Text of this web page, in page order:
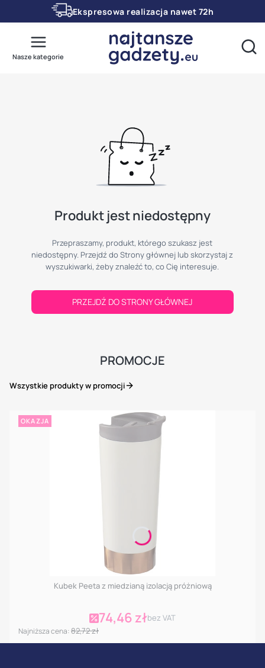
Ekspresowa realizacja nawet 72h
Nasze kategorie
Produkt jest niedostępny
Przepraszamy, produkt, którego szukasz jest
niedostępny. Przejdź do Strony głównej lub skorzystaj z
wyszukiwarki, żeby znaleźć to, co Cię interesuje.
PRZEJDŹ DO STRONY GŁÓWNEJ
PROMOCJE
Wszystkie produkty w promocji
OKAZJA
Kubek Peeta z miedzianą izolacją próżniową
Cena promocyjna
74,46 złbez VAT
Najniższa cena:82,72 zł